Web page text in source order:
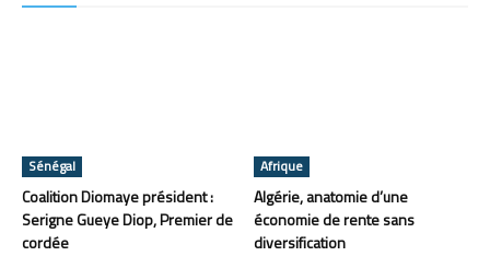
Sénégal
Coalition Diomaye président :
Serigne Gueye Diop, Premier de
cordée
Afrique
Algérie, anatomie d’une
économie de rente sans
diversification